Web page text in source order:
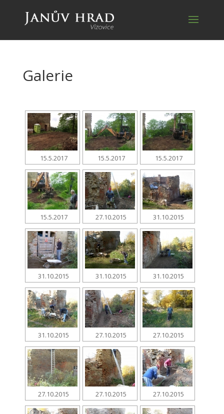
Galerie
15.5.2017 15.5.2017 15.5.2017
15.5.2017 27.10.2015 31.10.2015
31.10.2015 31.10.2015 31.10.2015
31.10.2015 27.10.2015 27.10.2015
27.10.2015 27.10.2015 27.10.2015